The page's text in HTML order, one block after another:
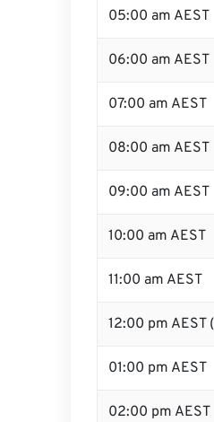
05:00 am AEST
06:00 am AEST
07:00 am AEST
08:00 am AEST
09:00 am AEST
10:00 am AEST
11:00 am AEST
12:00 pm AEST
01:00 pm AEST
02:00 pm AEST